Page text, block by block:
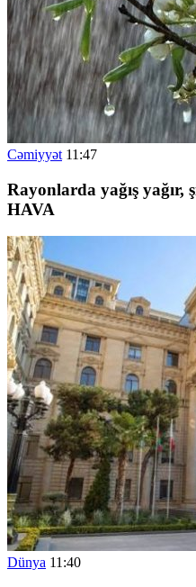
Cəmiyyət 11:47
Rayonlarda yağış
HAVA
Dünya 11:40